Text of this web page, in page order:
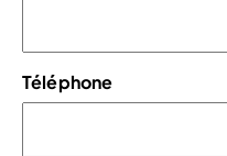
Téléphone